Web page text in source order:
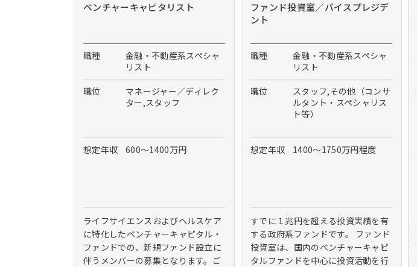
ベンチャーキャピタリスト
職種
金融・不動産系スペシャ
リスト
職位
マネージャー／ディレク
ター,スタッフ
想定年収 600～1400万円
ライフサイエンスおよびヘルスケア
に特化したベンチャーキャピタル・
ファンドでの、新規ファンド設立に
伴うメンバーの募集となります。ご
ファンド投資室／バイスプレジデ
ント
職種
金融・不動産系スペシャ
リスト
職位
スタッフ,その他（コンサ
ルタント・スペシャリス
ト等）
想定年収 1400～1750万円程度
すでに１兆円を超える投資実績を有
する政府系ファンドです。 ファンド
投資室は、国内のベンチャーキャピ
タルファンドを中心に投資活動を行